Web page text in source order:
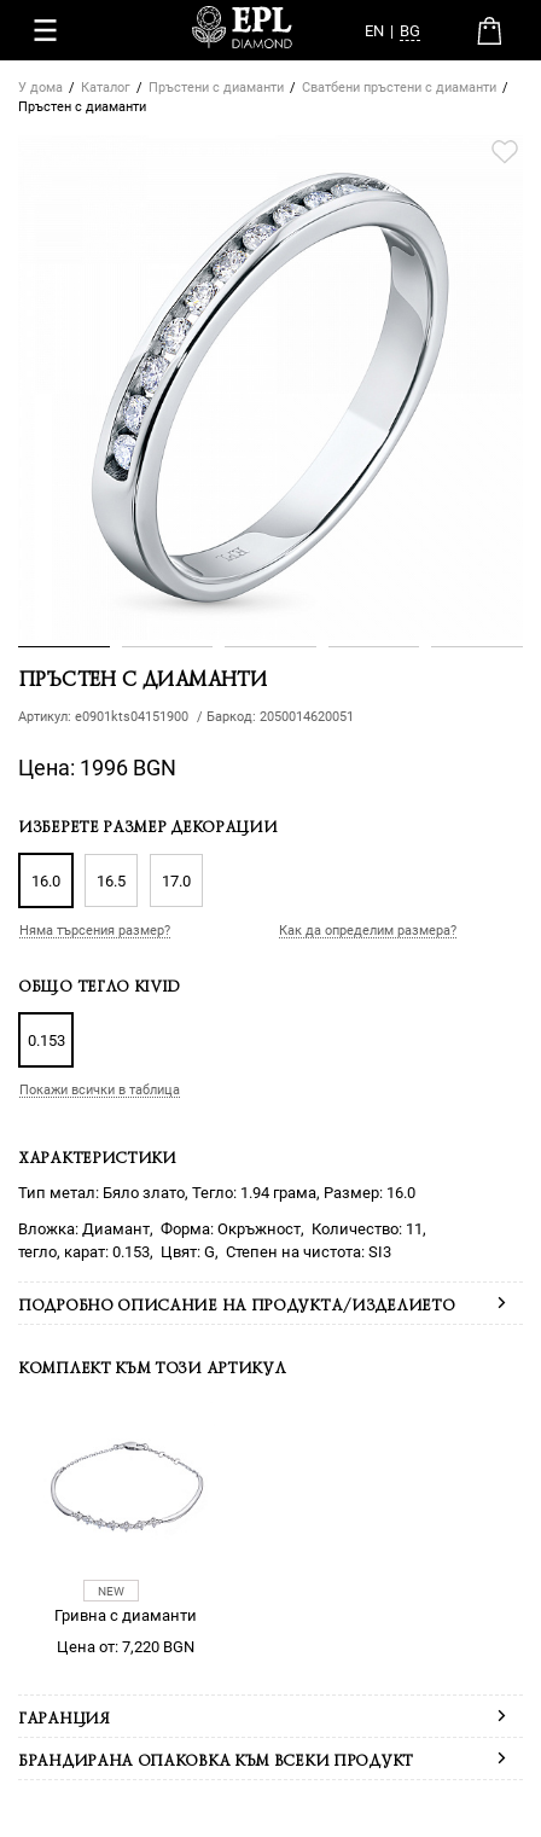
EN | BG
У дома Каталог Пръстени с диаманти
Сватбени пръстени с диаманти
Пръстен с диаманти
ПРЪСТЕН С ДИАМАНТИ
Артикул: e0901kts04151900 / Баркод: 2050014620051
Цена: 1996 BGN
ИЗБЕРЕТЕ РАЗМЕР ДЕКОРАЦИИ
16.0 16.5 17.0
Няма търсения размер? Как да определим размера?
ОБЩО ТЕГЛО KIVID
0.153
Покажи всички в таблица
ХАРАКТЕРИСТИКИ
Тип метал: Бяло злато, Тегло: 1.94 грама, Размер: 16.0
Диамант
Окръжност
11
0.153
G SI3
ПОДРОБНО ОПИСАНИЕ НА ПРОДУКТА/ИЗДЕЛИЕТО
КОМПЛЕКТ КЪМ ТОЗИ АРТИКУЛ
Гривна с диаманти
Цена от: 7,220 BGN
ГАРАНЦИЯ
БРАНДИРАНА ОПАКОВКА КЪМ ВСЕКИ ПРОДУКТ